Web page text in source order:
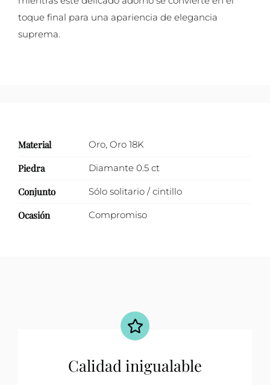
toque final para una apariencia de elegancia
suprema.
Material Oro, Oro 18K
Piedra Diamante 0.5 ct
Conjunto Sólo solitario / cintillo
Ocasión Compromiso
Calidad inigualable